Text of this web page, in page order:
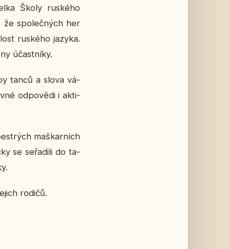
Školy rus­ké­ho
že spo­leč­ných her
rus­ké­ho jazyka.
účast­ní­ky.
tanců a slova vá­
od­po­vě­di i ak­ti­
maš­kar­ních
se se­řa­di­li do ta­
rodičů.